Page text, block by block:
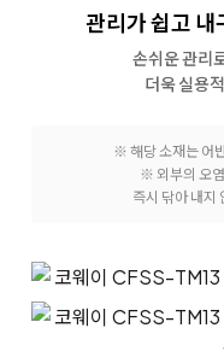
관리가 쉽고 내
손쉬운 관리
더욱 실용
※ 해당 소재는 어
※ 외부의 오
즉시 닦아 내지